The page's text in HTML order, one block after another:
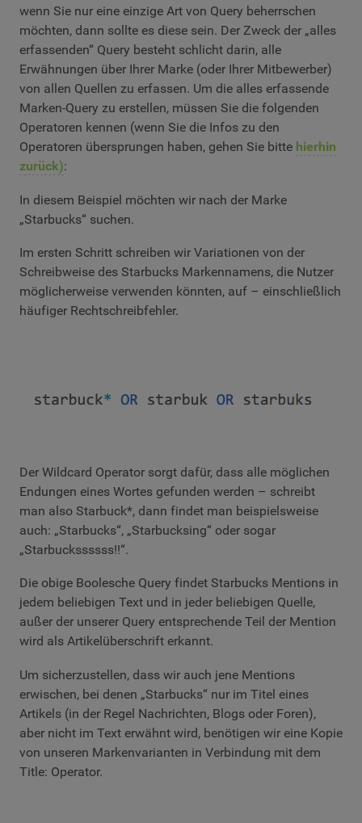
wenn Sie nur eine einzige Art von Query beherrschen
möchten, dann sollte es diese sein. Der Zweck der „alles
erfassenden“ Query besteht schlicht darin, alle
Erwähnungen über Ihrer Marke (oder Ihrer Mitbewerber)
von allen Quellen zu erfassen. Um die alles erfassende
Marken-Query zu erstellen, müssen Sie die folgenden
Operatoren kennen (wenn Sie die Infos zu den
Operatoren übersprungen haben, gehen Sie bitte hierhin
zurück):
In diesem Beispiel möchten wir nach der Marke
„Starbucks“ suchen.
Im ersten Schritt schreiben wir Variationen von der
Schreibweise des Starbucks Markennamens, die Nutzer
möglicherweise verwenden könnten, auf – einschließlich
häufiger Rechtschreibfehler.
Der Wildcard Operator sorgt dafür, dass alle möglichen
Endungen eines Wortes gefunden werden – schreibt
man also Starbuck*, dann findet man beispielsweise
auch: „Starbucks“, „Starbucksing“ oder sogar
„Starbuckssssss!!“.
Die obige Boolesche Query findet Starbucks Mentions in
jedem beliebigen Text und in jeder beliebigen Quelle,
außer der unserer Query entsprechende Teil der Mention
wird als Artikelüberschrift erkannt.
Um sicherzustellen, dass wir auch jene Mentions
erwischen, bei denen „Starbucks“ nur im Titel eines
Artikels (in der Regel Nachrichten, Blogs oder Foren),
aber nicht im Text erwähnt wird, benötigen wir eine Kopie
von unseren Markenvarianten in Verbindung mit dem
Title: Operator.